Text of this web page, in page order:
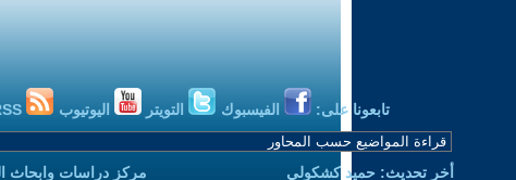
تابعونا على: الفيسبوك التويتر اليوتيوب
أخر تحديث: حميد كشكولي مركز دراسات وابحاث